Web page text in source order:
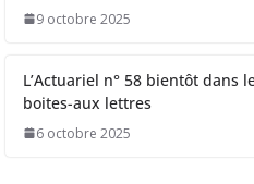
9 octobre 2025
L’Actuariel n° 58 bientôt dans
boites-aux lettres
6 octobre 2025